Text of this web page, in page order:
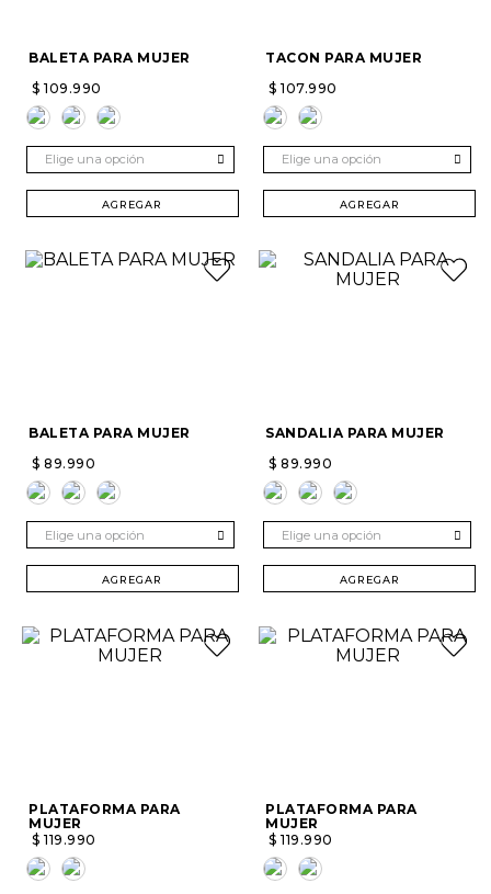
BALETA PARA MUJER
$ 109 .990
Elige una opción
AGREGAR
TACON PARA MUJER
$ 107.990
Elige una opción
AGREGAR
BALETA PARA MUJER
$ 89.990
Elige una opción
AGREGAR
SANDALIA PARA MUJER
$ 89.990
Elige una opción
AGREGAR
PLATAFORMA PARA
MUJER
$ 119 .990
PLATAFORMA PARA
MUJER
$ 119 .990